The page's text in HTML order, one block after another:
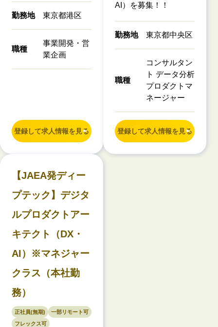
勤務地 東京都港区
職種
事業開発・営
業企画
登録して求人情報を見る
AI）を募集！！
勤務地 東京都中央区
職種
コンサルタン
ト データ分析
プロダクトマ
ネージャー
登録して求人情報を見る
【JAEA発ディー
プテック】デジタ
ルプロダクトアー
キテクト（DX・
AI）※マネジャー
クラス（本社勤
務）
正社員(無期)
一部リモート可
フレックス可